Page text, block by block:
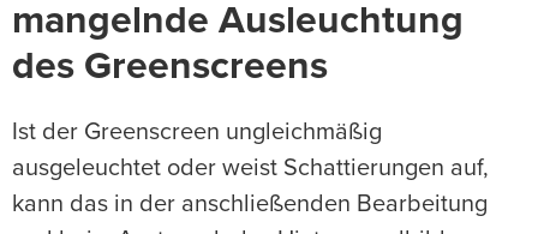
mangelnde Ausleuchtung
des Greenscreens
Ist der Greenscreen ungleichmäßig
ausgeleuchtet oder weist Schattierungen auf,
kann das in der anschließenden Bearbeitung